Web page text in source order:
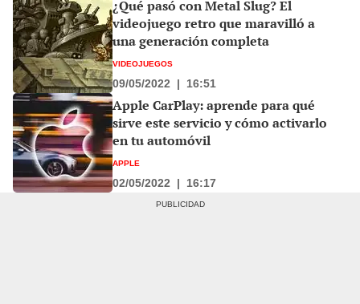
¿Qué pasó con Metal Slug? El
videojuego retro que maravilló a
una generación completa
VIDEOJUEGOS
09/05/2022
| 16:51
Apple CarPlay: aprende para qué
sirve este servicio y cómo activarlo
en tu automóvil
APPLE
02/05/2022
| 16:17